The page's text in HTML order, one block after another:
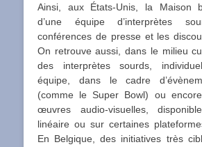
Ainsi, aux États-Unis, la Maison
d’une équipe d’interprètes
conférences de presse et les
On retrouve aussi, dans le milieu
des interprètes sourds,
équipe, dans le cadre
(comme le Super Bowl) ou
œuvres audio-visuelles,
linéaire ou sur certaines
En Belgique, des initiatives très